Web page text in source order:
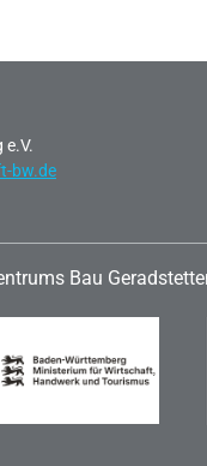
bw.de
Bau